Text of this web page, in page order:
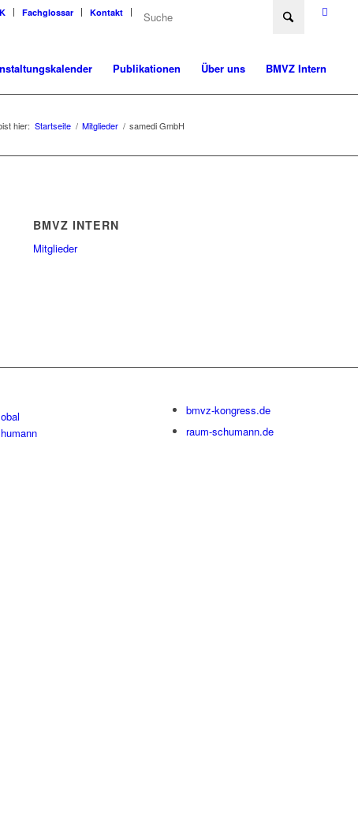
Fachglossar Kontakt
Publikationen Über uns BMVZ Intern
hier: Startseite / Mitglieder / samedi GmbH
BMVZ INTERN
Mitglieder
bmvz-kongress.de
raum-schumann.de